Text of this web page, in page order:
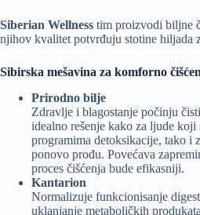
Siberian Wellness tim proizvodi biljne
njihov kvalitet potvrđuju stotine hiljada
Sibirska mešavina za komforno
Prirodno bilje
Zdravlje i blagostanje počinju
idealno rešenje kako za ljude koji
programima detoksikacije, tako i
ponovo prođu. Povećava
proces čišćenja bude efikasniji.
Kantarion
Normalizuje funkcionisanje
uklanjanje metaboličkih